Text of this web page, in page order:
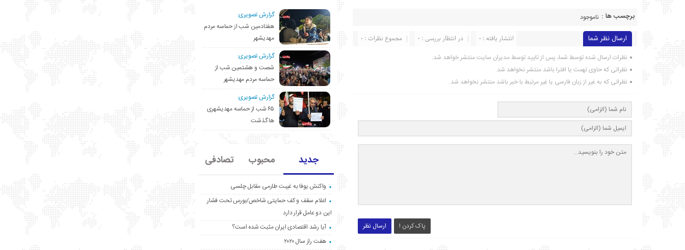
برچسب ها : ناموجود
ارسال نظر شما مجموع نظرات : 0 در انتظار بررسی : 0 انتشار یافته : ۰
نظرات ارسال شده توسط شما، پس از تایید توسط مدیران سایت منتشر خواهد شد.
نظراتی که حاوی تهمت یا افترا باشد منتشر نخواهد شد.
نظراتی که به غیر از زبان فارسی یا غیر مرتبط با خبر باشد منتشر نخواهد شد.
ارسال نظر پاک کردن !
گزارش تصویری:
هفتادمین شب از حماسه مردم
مهدیشهر
گزارش تصویری:
شصت و هشتمین شب از
حماسه مردم مهدیشهر
گزارش تصویری:
۶۵ شب از حماسه مهدیشهری
ها گذشت
جدید محبوب تصادفی
واکنش یوفا به غیبت طارمی مقابل چلسی
اعلام سقف و کف حمایتی شاخص/بورس تحت فشار
این دو عامل قرار دارد
آیا رشد اقتصادی ایران مثبت شده است؟
هفت راز سال ۲۰۲۰